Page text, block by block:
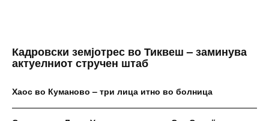
Кадровски земјотрес во Тиквеш – заминува
актуелниот стручен штаб
Хаос во Куманово – три лица итно во болница